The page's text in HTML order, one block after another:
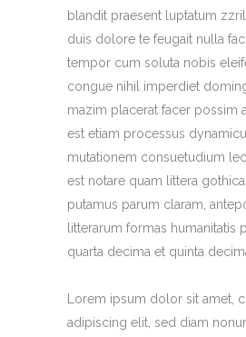
blandit praesent luptatum
duis dolore te feugait nulla
tempor cum soluta nobis
congue nihil imperdiet
mazim placerat facer possim
est etiam processus
mutationem consuetudium
est notare quam littera
putamus parum claram,
litterarum formas humanitatis
quarta decima et quinta
Lorem ipsum dolor sit amet,
adipiscing elit, sed diam